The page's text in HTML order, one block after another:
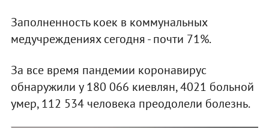
Заполненность коек в коммунальных
медучреждениях сегодня - почти 71%.
За все время пандемии коронавирус
обнаружили у 180 066 киевлян, 4021 больной
умер, 112 534 человека преодолели болезнь.